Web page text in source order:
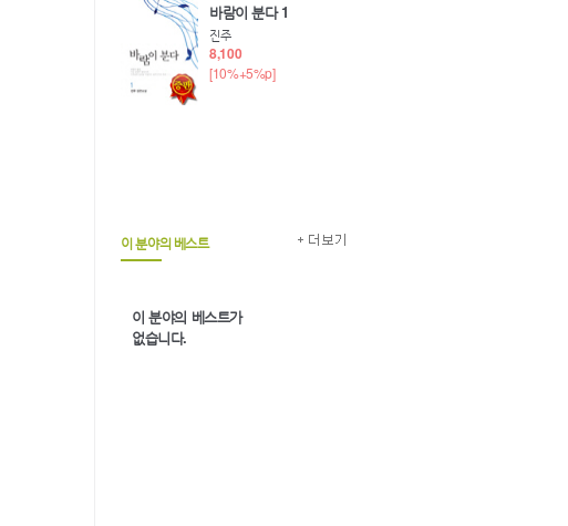
바람이 분다 1
진주
8,100
[10%+5%p]
이 분야의 베스트
이 분야의 베스트가
없습니다.